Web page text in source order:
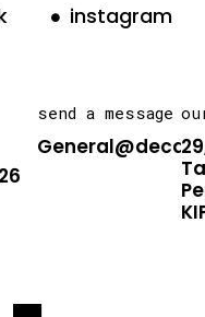
instagram
send a message